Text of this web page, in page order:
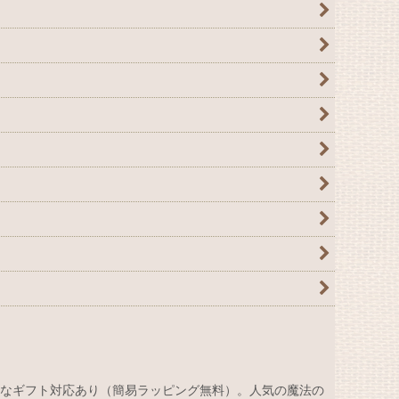
ギフト対応あり（簡易ラッピング無料）。人気の魔法の